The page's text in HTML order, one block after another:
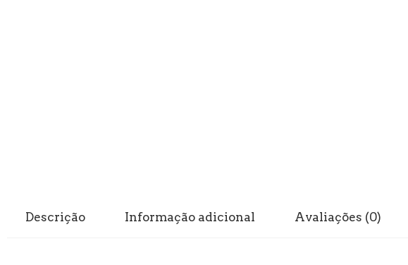
Descrição Informação adicional Avaliações (0)